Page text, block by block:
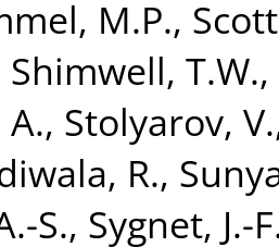
M.P.,
Shimwell, T.W.,
, Stolyarov, V.
R.,
S., Sygnet, J.-